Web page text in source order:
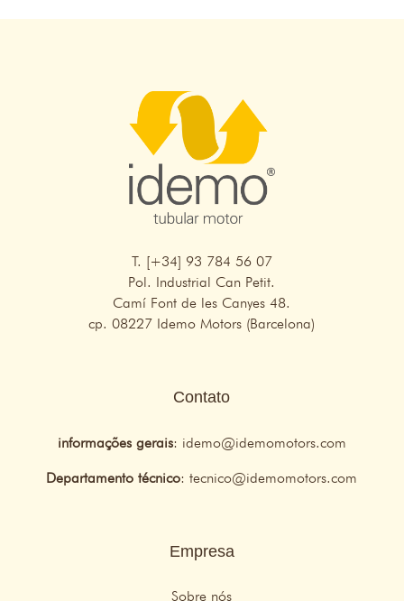
T. [+34] 93 784 56 07
Pol. Industrial Can Petit.
Camí Font de les Canyes 48.
cp. 08227 Idemo Motors (Barcelona)
Contato
informações gerais: idemo@idemomotors.com
Departamento técnico:tecnico@idemomotors.com
Empresa
Sobre nós